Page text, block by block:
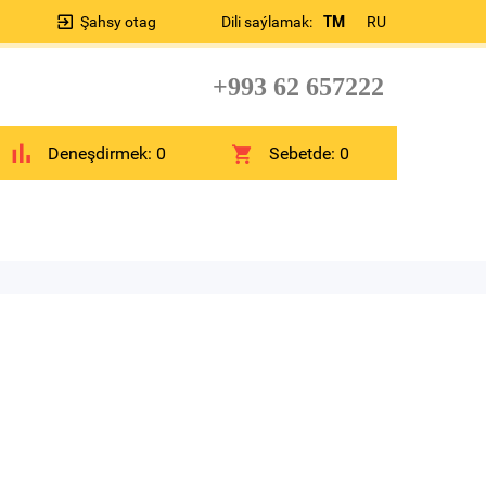
Dili saýlamak: TM RU
Şahsy otag
+993 62 657222
Deneşdirmek: 0 Sebetde:0